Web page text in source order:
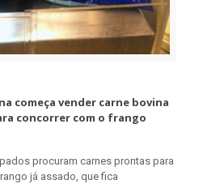
começa vender carne bovina
concorrer com o frango
procuram carnes prontas para
já assado, que fica